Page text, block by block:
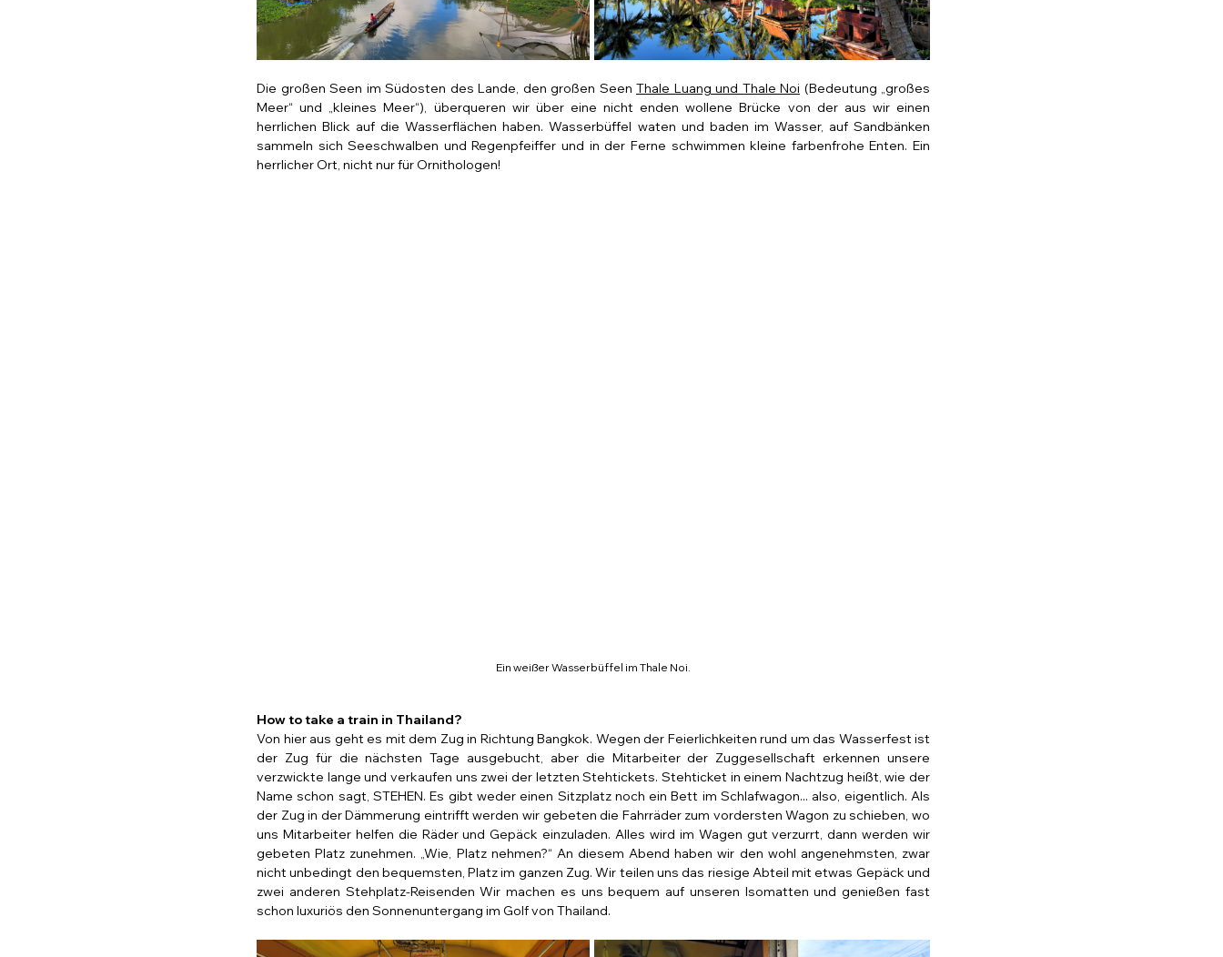
Die großen Seen im Südosten des Lande, den großen Seen Thale Luang und Thale Noi (Bedeutung „großes
Meer“ und „kleines Meer“), überqueren wir über eine nicht enden wollene Brücke von der aus wir einen
herrlichen Blick auf die Wasserflächen haben. Wasserbüffel waten und baden im Wasser, auf Sandbänken
sammeln sich Seeschwalben und Regenpfeiffer und in der Ferne schwimmen kleine farbenfrohe Enten. Ein
herrlicher Ort, nicht nur für Ornithologen!
Ein weißer Wasserbüffel im Thale Noi.
How to take a train in Thailand?
Von hier aus geht es mit dem Zug in Richtung Bangkok. Wegen der Feierlichkeiten rund um das Wasserfest ist
der Zug für die nächsten Tage ausgebucht, aber die Mitarbeiter der Zuggesellschaft erkennen unsere
verzwickte lange und verkaufen uns zwei der letzten Stehtickets. Stehticket in einem Nachtzug heißt, wie der
Name schon sagt, STEHEN. Es gibt weder einen Sitzplatz noch ein Bett im Schlafwagon... also, eigentlich. Als
der Zug in der Dämmerung eintrifft werden wir gebeten die Fahrräder zum vordersten Wagon zu schieben, wo
uns Mitarbeiter helfen die Räder und Gepäck einzuladen. Alles wird im Wagen gut verzurrt, dann werden wir
gebeten Platz zunehmen. „Wie, Platz nehmen?“ An diesem Abend haben wir den wohl angenehmsten, zwar
nicht unbedingt den bequemsten, Platz im ganzen Zug. Wir teilen uns das riesige Abteil mit etwas Gepäck und
zwei anderen Stehplatz-Reisenden Wir machen es uns bequem auf unseren Isomatten und genießen fast
schon luxuriös den Sonnenuntergang im Golf von Thailand.